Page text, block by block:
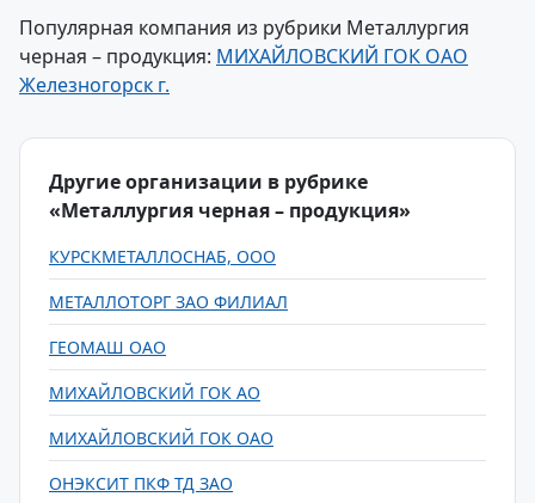
Популярная компания из рубрики Металлургия
черная – продукция: МИХАЙЛОВСКИЙ ГОК ОАО
Железногорск г.
Другие организации в рубрике
«Металлургия черная – продукция»
КУРСКМЕТАЛЛОСНАБ, ООО
МЕТАЛЛОТОРГ ЗАО ФИЛИАЛ
ГЕОМАШ ОАО
МИХАЙЛОВСКИЙ ГОК АО
МИХАЙЛОВСКИЙ ГОК ОАО
ОНЭКСИТ ПКФ ТД ЗАО